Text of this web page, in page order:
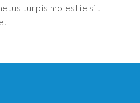
turpis molestie sit